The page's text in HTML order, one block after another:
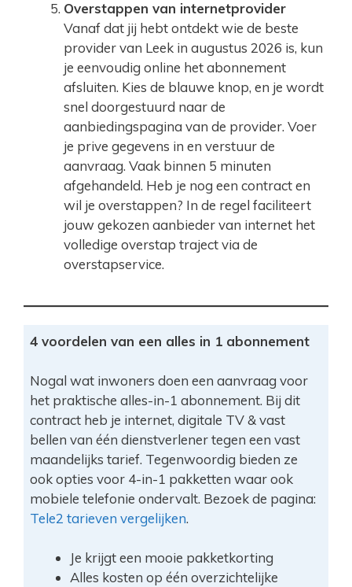
Overstappen van internetprovider
Vanaf dat jij hebt ontdekt wie de beste
provider van Leek in augustus 2026 is, kun
je eenvoudig online het abonnement
afsluiten. Kies de blauwe knop, en je wordt
snel doorgestuurd naar de
aanbiedingspagina van de provider. Voer
je prive gegevens in en verstuur de
aanvraag. Vaak binnen 5 minuten
afgehandeld. Heb je nog een contract en
wil je overstappen? In de regel faciliteert
jouw gekozen aanbieder van internet het
volledige overstap traject via de
overstapservice.
4 voordelen van een alles in 1 abonnement
Nogal wat inwoners doen een aanvraag voor
het praktische alles-in-1 abonnement. Bij dit
contract heb je internet, digitale TV & vast
bellen van één dienstverlener tegen een vast
maandelijks tarief. Tegenwoordig bieden ze
ook opties voor 4-in-1 pakketten waar ook
mobiele telefonie ondervalt. Bezoek de pagina:
Tele2 tarieven vergelijken.
Je krijgt een mooie pakketkorting
Alles kosten op één overzichtelijke